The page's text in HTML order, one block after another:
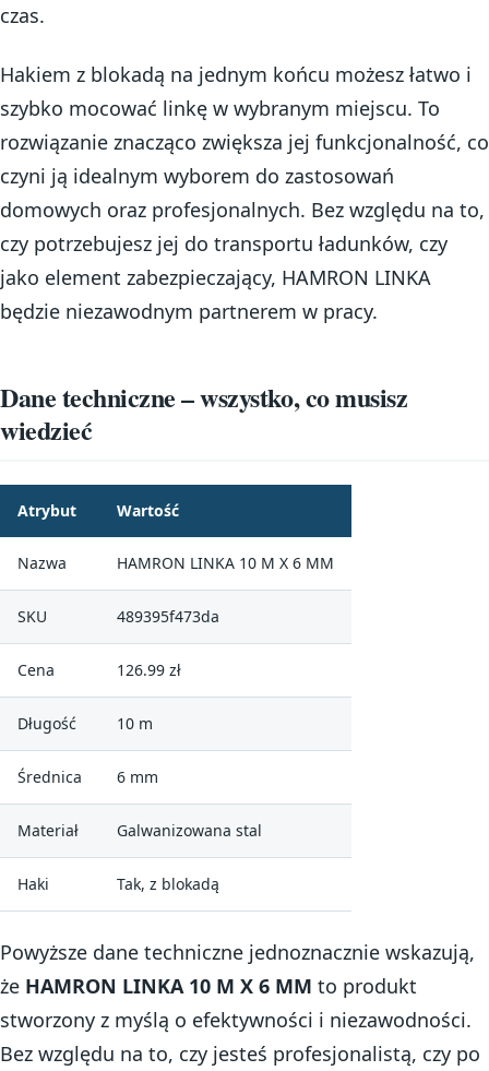
czas.
Hakiem z blokadą na jednym końcu możesz łatwo i
szybko mocować linkę w wybranym miejscu. To
rozwiązanie znacząco zwiększa jej funkcjonalność, co
czyni ją idealnym wyborem do zastosowań
domowych oraz profesjonalnych. Bez względu na to,
czy potrzebujesz jej do transportu ładunków, czy
jako element zabezpieczający, HAMRON LINKA
będzie niezawodnym partnerem w pracy.
Dane techniczne – wszystko, co musisz
wiedzieć
Atrybut Wartość
Nazwa HAMRON LINKA 10 M X 6 MM
SKU 489395f473da
Cena 126.99 zł
Długość 10 m
Średnica 6 mm
Materiał Galwanizowana stal
Haki Tak, z blokadą
Powyższe dane techniczne jednoznacznie wskazują,
że HAMRON LINKA 10 M X 6 MM to produkt
stworzony z myślą o efektywności i niezawodności.
Bez względu na to, czy jesteś profesjonalistą, czy po